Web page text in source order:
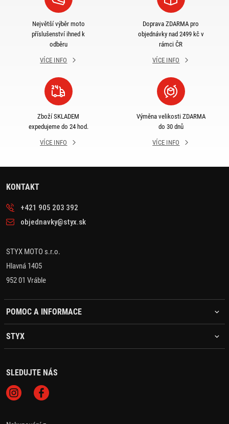
Největší výběr moto
příslušenství ihned k
odběru
VÍCE INFO
Doprava ZDARMA pro
objednávky nad 2499 kč v
rámci ČR
VÍCE INFO
Zboží SKLADEM
expedujeme do 24 hod.
VÍCE INFO
Výměna velikosti ZDARMA
do 30 dnů
VÍCE INFO
KONTAKT
+421 905 203 392
objednavky@styx.sk
STYX MOTO s.r.o.
Hlavná 1405
952 01 Vráble
POMOC A INFORMACE
STYX
SLEDUJTE NÁS